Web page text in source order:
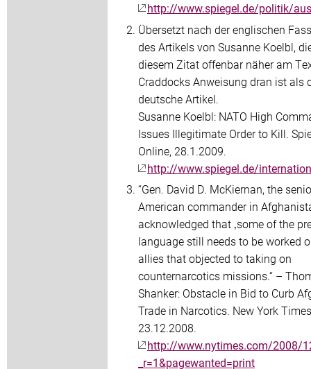
http://www.spiegel.de/politik/
Übersetzt nach der englischen
des Artikels von Susanne Koelbl,
diesem Zitat offenbar näher am
Craddocks Anweisung dran ist als
deutsche Artikel.
Susanne Koelbl: NATO High
Issues Illegitimate Order to Kill.
Online, 28.1.2009.
http://www.spiegel.de/
“Gen. David D. McKiernan, the
American commander in
acknowledged that ‚some of the
language still needs to be worked
allies that objected to taking on
counternarcotics missions.“ –
Shanker: Obstacle in Bid to Curb
Trade in Narcotics. New York
23.12.2008.
http://www.nytimes.com/2008/
_r=1&pagewanted=print